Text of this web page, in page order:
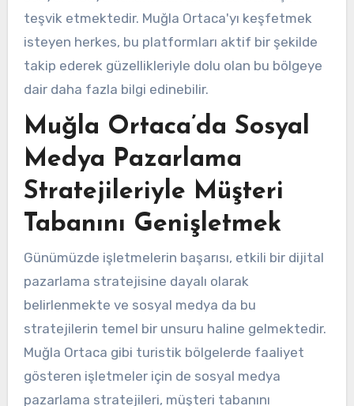
teşvik etmektedir. Muğla Ortaca'yı keşfetmek
isteyen herkes, bu platformları aktif bir şekilde
takip ederek güzellikleriyle dolu olan bu bölgeye
dair daha fazla bilgi edinebilir.
Muğla Ortaca’da Sosyal
Medya Pazarlama
Stratejileriyle Müşteri
Tabanını Genişletmek
Günümüzde işletmelerin başarısı, etkili bir dijital
pazarlama stratejisine dayalı olarak
belirlenmekte ve sosyal medya da bu
stratejilerin temel bir unsuru haline gelmektedir.
Muğla Ortaca gibi turistik bölgelerde faaliyet
gösteren işletmeler için de sosyal medya
pazarlama stratejileri, müşteri tabanını